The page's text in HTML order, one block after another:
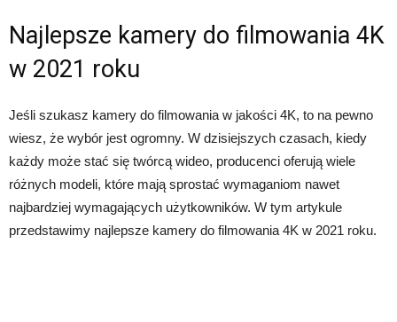
Najlepsze kamery do filmowania 4K
w 2021 roku
Jeśli szukasz kamery do filmowania w jakości 4K, to na pewno
wiesz, że wybór jest ogromny. W dzisiejszych czasach, kiedy
każdy może stać się twórcą wideo, producenci oferują wiele
różnych modeli, które mają sprostać wymaganiom nawet
najbardziej wymagających użytkowników. W tym artykule
przedstawimy najlepsze kamery do filmowania 4K w 2021 roku.